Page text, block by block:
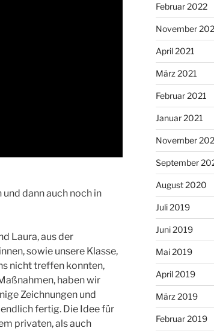
dann auch noch in
Laura, aus der
sowie unsere Klasse,
nicht treffen konnten,
haben wir
Zeichnungen und
fertig. Die Idee für
privaten, als auch
Februar 2022
November
April 2021
März 2021
Februar 2021
Januar 2021
November
September
August 2020
Juli 2019
Juni 2019
Mai 2019
April 2019
März 2019
Februar 2019